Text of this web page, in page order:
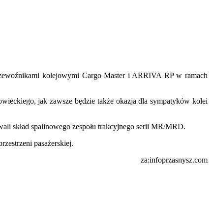
kolejowymi Cargo Master i ARRIVA RP w ramach
jak zawsze będzie także okazja dla sympatyków kolei
skład spalinowego zespołu trakcyjnego serii MR/MRD.
pasażerskiej.
za:infoprzasnysz.com